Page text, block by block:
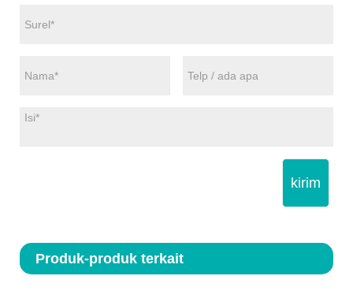
kirim
Produk-produk terkait